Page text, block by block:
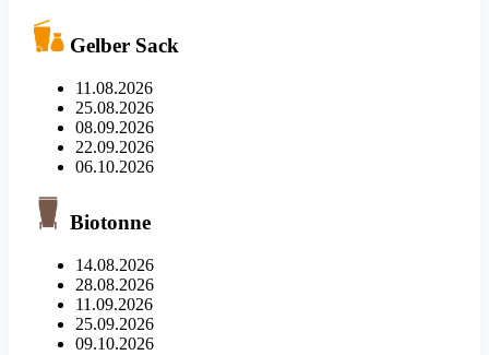
Gelber Sack
11.08.2026
25.08.2026
08.09.2026
22.09.2026
06.10.2026
Biotonne
14.08.2026
28.08.2026
11.09.2026
25.09.2026
09.10.2026